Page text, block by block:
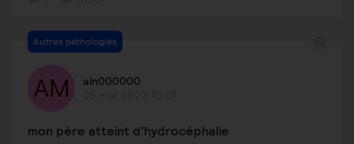
Autres pathologies
aln000000
mon père atteint d'hydrocéphalie